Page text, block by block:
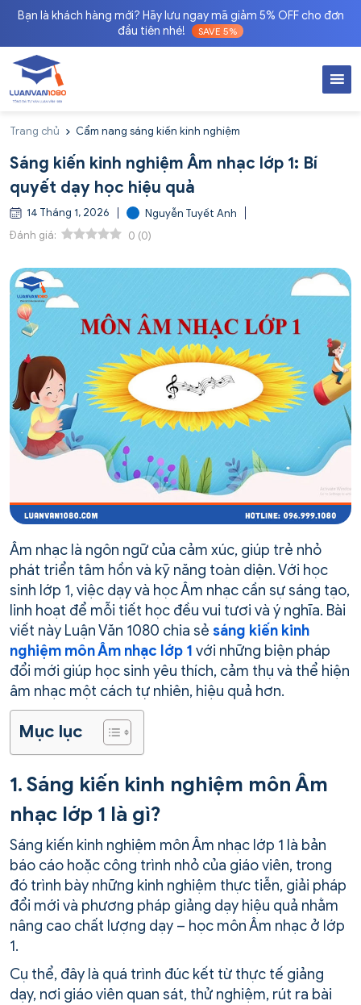
Bạn là khách hàng mới? Hãy lưu ngay mã giảm 5% OFF cho đơn
đầu tiên nhé!
SAVE 5%
Trang chủ Cẩm nang sáng kiến kinh nghiệm
Sáng kiến kinh nghiệm Âm nhạc lớp 1: Bí
quyết dạy học hiệu quả
14 Tháng 1, 2026
Nguyễn Tuyết Anh
Đánh giá:
0 (0)
Âm nhạc là ngôn ngữ của cảm xúc, giúp trẻ nhỏ
phát triển tâm hồn và kỹ năng toàn diện. Với học
sinh lớp 1, việc dạy và học Âm nhạc cần sự sáng tạo,
linh hoạt để mỗi tiết học đều vui tươi và ý nghĩa. Bài
viết này Luận Văn 1080 chia sẻ sáng kiến kinh
nghiệm môn Âm nhạc lớp 1 với những biện pháp
đổi mới giúp học sinh yêu thích, cảm thụ và thể hiện
âm nhạc một cách tự nhiên, hiệu quả hơn.
Mục lục
1. Sáng kiến kinh nghiệm môn Âm
nhạc lớp 1 là gì?
Sáng kiến kinh nghiệm môn Âm nhạc lớp 1 là bản
báo cáo hoặc công trình nhỏ của giáo viên, trong
đó trình bày những kinh nghiệm thực tiễn, giải pháp
đổi mới và phương pháp giảng dạy hiệu quả nhằm
nâng cao chất lượng dạy – học môn Âm nhạc ở lớp
1.
Cụ thể, đây là quá trình đúc kết từ thực tế giảng
dạy, nơi giáo viên quan sát, thử nghiệm, rút ra bài